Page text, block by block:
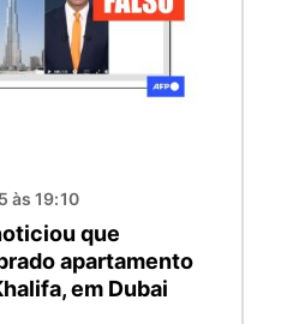
às 19:10
que
apartamento
em Dubai